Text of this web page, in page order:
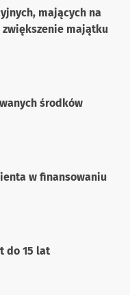
mających na
majątku
środków
w finansowaniu
do 15 lat